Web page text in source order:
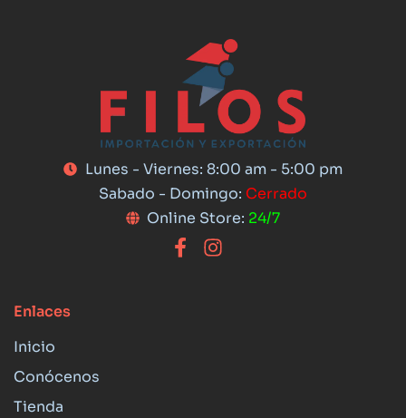
Lunes - Viernes: 8:00 am - 5:00 pm
Sabado - Domingo: Cerrado
Online Store: 24/7
Enlaces
Inicio
Conócenos
Tienda